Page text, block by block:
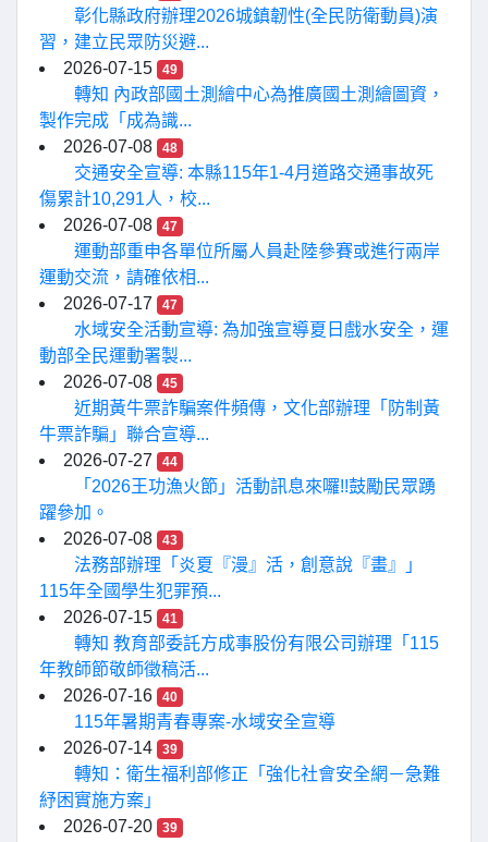
彰化縣政府辦理2026城鎮韌性(全民防衛動員)演
習，建立民眾防災避...
2026-07-15
49
轉知 內政部國土測繪中心為推廣國土測繪圖資，
製作完成「成為識...
2026-07-08
48
交通安全宣導: 本縣115年1-4月道路交通事故死
傷累計10,291人，校...
2026-07-08
47
運動部重申各單位所屬人員赴陸參賽或進行兩岸
運動交流，請確依相...
2026-07-17
47
水域安全活動宣導: 為加強宣導夏日戲水安全，運
動部全民運動署製...
2026-07-08
45
近期黃牛票詐騙案件頻傳，文化部辦理「防制黃
牛票詐騙」聯合宣導...
2026-07-27
44
「2026王功漁火節」活動訊息來囉!!鼓勵民眾踴
躍參加。
2026-07-08
43
法務部辦理「炎夏『漫』活，創意說『畫』」
115年全國學生犯罪預...
2026-07-15
41
轉知 教育部委託方成事股份有限公司辦理「115
年教師節敬師徵稿活...
2026-07-16
40
115年暑期青春專案-水域安全宣導
2026-07-14
39
轉知：衛生福利部修正「強化社會安全網－急難
紓困實施方案」
2026-07-20
39